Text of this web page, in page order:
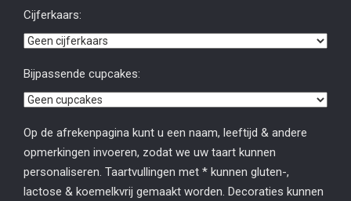
Cijferkaars:
Bijpassende cupcakes:
Op de afrekenpagina kunt u een naam, leeftijd & andere
opmerkingen invoeren, zodat we uw taart kunnen
personaliseren. Taartvullingen met * kunnen gluten-,
lactose & koemelkvrij gemaakt worden. Decoraties kunnen